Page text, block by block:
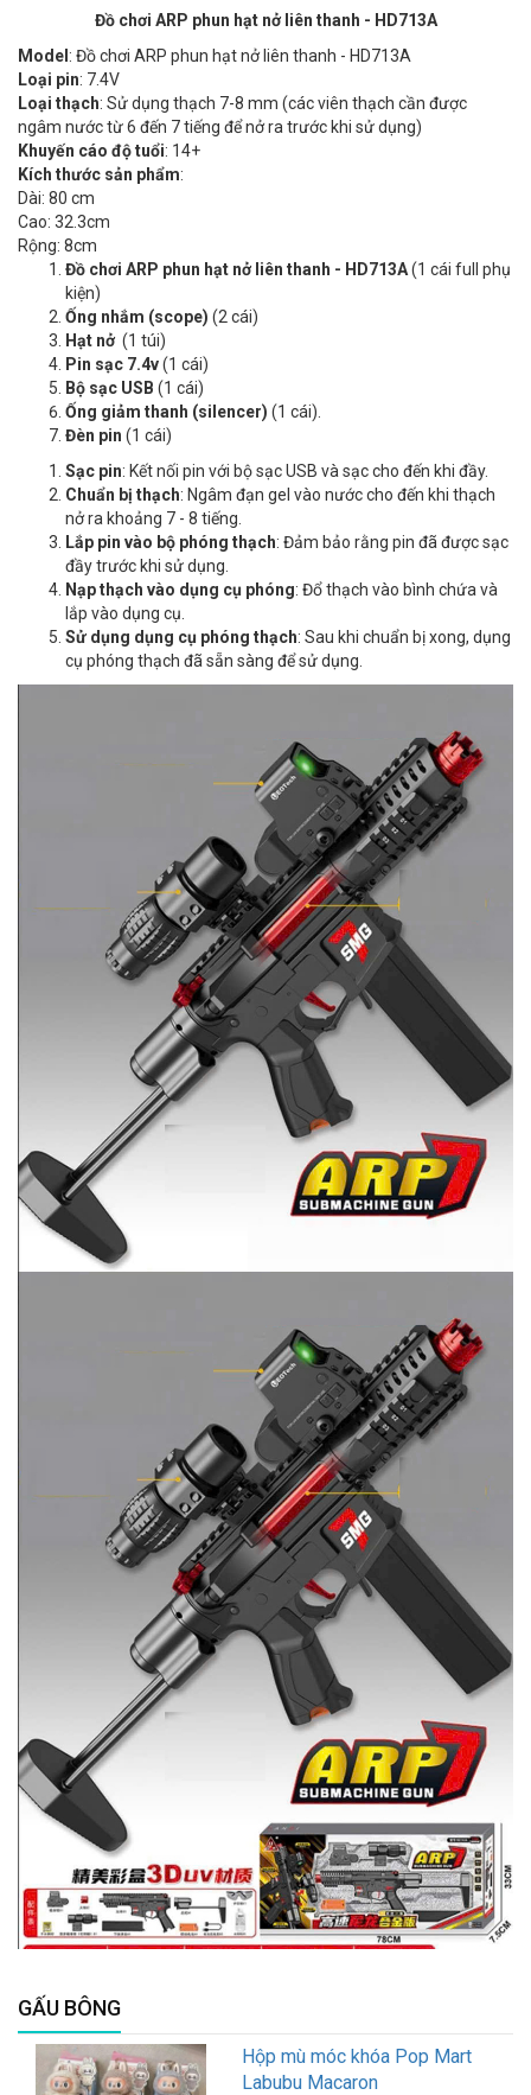
Đồ chơi ARP phun hạt nở liên thanh - HD713A
Model : Đồ chơi ARP phun hạt nở liên thanh - HD713A
Loại pin: 7.4V
Loại thạch: Sử dụng thạch 7-8 mm (các viên thạch cần được
ngâm nước từ 6 đến 7 tiếng để nở ra trước khi sử dụng)
Khuyến cáo độ tuổi: 14+
Kích thước sản phẩm:
Dài: 80 cm
Cao: 32.3cm
Rộng: 8cm
Đồ chơi ARP phun hạt nở liên thanh - HD713A(1 cái full phụ
kiện)
Ống nhắm (scope) (2 cái)
Hạt nở (1 túi)
Pin sạc 7.4v(1 cái)
Bộ sạc USB (1 cái)
Ống giảm thanh (silencer) (1 cái).
Đèn pin (1 cái)
Sạc pin: Kết nối pin với bộ sạc USB và sạc cho đến khi đầy.
Chuẩn bị thạch: Ngâm đạn gel vào nước cho đến khi thạch
nở ra khoảng 7 - 8 tiếng.
Lắp pin vào bộ phóng thạch: Đảm bảo rằng pin đã được sạc
đầy trước khi sử dụng.
Nạp thạch vào dụng cụ phóng: Đổ thạch vào bình chứa và
lắp vào dụng cụ.
Sử dụng dụng cụ phóng thạch: Sau khi chuẩn bị xong, dụng
cụ phóng thạch đã sẵn sàng để sử dụng.
GẤU BÔNG
Hộp mù móc khóa Pop Mart
Labubu Macaron